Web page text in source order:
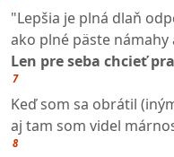
"Lepšia je plná dlaň
ako plné päste
Len pre seba chcieť
7
Keď som sa obrátil
aj tam som videl
8